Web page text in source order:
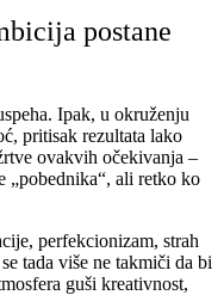
postane
Ipak, u okruženju
pritisak rezultata lako
ovakvih očekivanja –
„pobednika“, ali retko ko
perfekcionizam, strah
tada više ne takmiči da bi
guši kreativnost,